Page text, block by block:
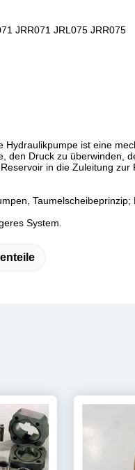
JRR071 JRL075 JRR075
ist eine
den Druck zu überwinden,
in die Zuleitung zur
System.